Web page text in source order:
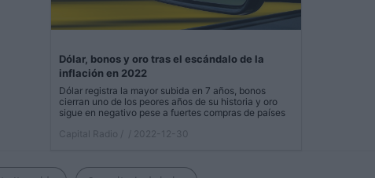
Dólar, bonos y oro tras el escándalo de la
inflación en 2022
Dólar registra la mayor subida en 7 años, bonos
cierran uno de los peores años de su historia y oro
sigue en negativo pese a fuertes compras de países
Capital Radio /
/ 2022-12-30